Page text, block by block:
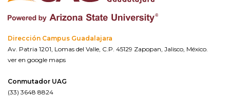
Dirección Campus Guadalajara
Av. Patria 1201, Lomas del Valle, C.P. 45129 Zapopan, Jalisco, México.
ver en google maps
Conmutador UAG
(33) 3648 8824